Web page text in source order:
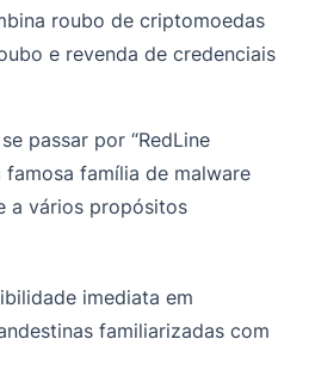
roubo de criptomoedas
e revenda de credenciais
passar por “RedLine
famosa família de malware
a vários propósitos
imediata em
familiarizadas com